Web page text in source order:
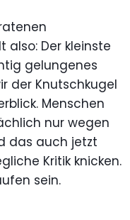
also: Der kleinste
gelungenes
der Knutschkugel
Menschen
nur wegen
das auch jetzt
Kritik knicken.
sein.